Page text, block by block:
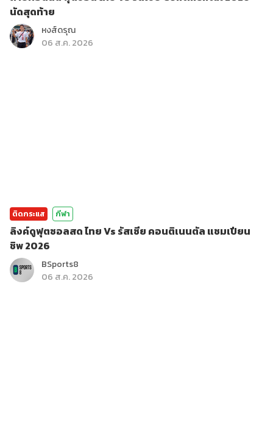
นัดสุดท้าย
หงส์ดรุณ
06 ส.ค. 2026
ติดกระแส กีฬา
ลิงค์ดูฟุตซอลสด ไทย Vs รัสเซีย คอนติเนนตัล แชมเปียน
ชิพ 2026
BSports8
06 ส.ค. 2026